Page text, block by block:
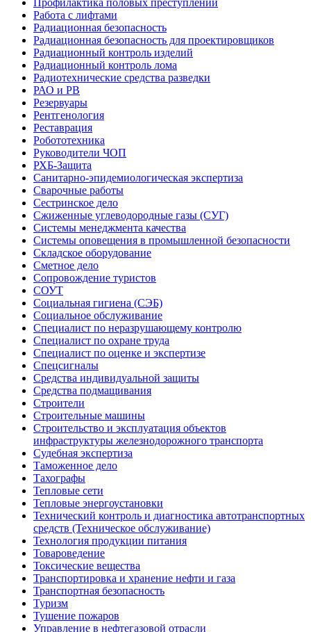
Профилактика половых преступлений
Работа с лифтами
Радиационная безопасность
Радиационная безопасность для проектировщиков
Радиационный контроль изделий
Радиационный контроль лома
Радиотехнические средства разведки
РАО и РВ
Резервуары
Рентгенология
Реставрация
Робототехника
Руководители ЧОП
РХБ-Защита
Санитарно-эпидемиологическая экспертиза
Сварочные работы
Сестринское дело
Сжиженные углеводородные газы (СУГ)
Системы менеджмента качества
Системы оповещения в промышленной безопасности
Складское оборудование
Сметное дело
Сопровождение туристов
СОУТ
Социальная гигиена (СЭБ)
Социальное обслуживание
Специалист по неразрушающему контролю
Специалист по охране труда
Специалист по оценке и экспертизе
Спецсигналы
Средства индивидуальной защиты
Средства подмащивания
Строители
Строительные машины
Строительство и эксплуатация объектов
инфраструктуры железнодорожного транспорта
Судебная экспертиза
Таможенное дело
Тахографы
Тепловые сети
Тепловые энергоустановки
Технический контроль и диагностика автотранспортных
средств (Техническое обслуживание)
Технология продукции питания
Товароведение
Токсические вещества
Транспортировка и хранение нефти и газа
Транспортная безопасность
Туризм
Тушение пожаров
Управление в нефтегазовой отрасли